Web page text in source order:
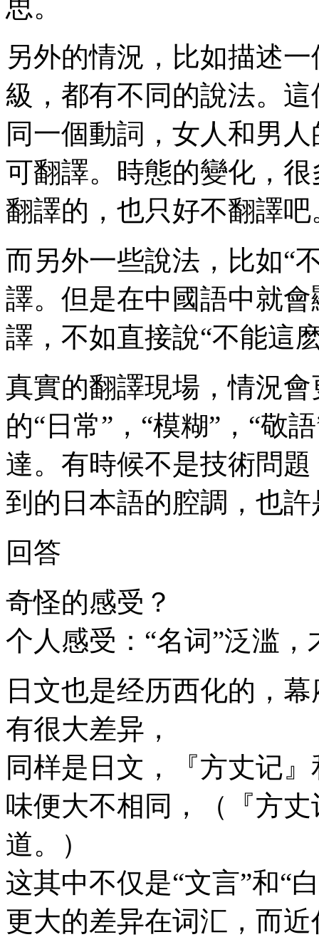
思。
另外的情況，比如描述
級，都有不同的說法。
同一個動詞，女人和男
可翻譯。時態的變化，
翻譯的，也只好不翻譯吧
而另外一些說法，比如“
譯。但是在中國語中就
譯，不如直接說“不能這
真實的翻譯現場，情況
的“日常”，“模糊”，“敬
達。有時候不是技術問
到的日本語的腔調，也
回答
奇怪的感受？
个人感受：“名词”泛滥
日文也是经历西化的，
有很大差异，
同样是日文，『方丈记
味便大不相同，（『方
道。）
这其中不仅是“文言”和“
更大的差异在词汇，而